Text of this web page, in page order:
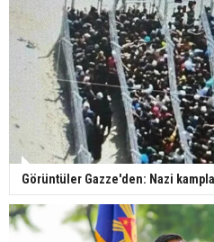
Görüntüler Gazze'den: Nazi